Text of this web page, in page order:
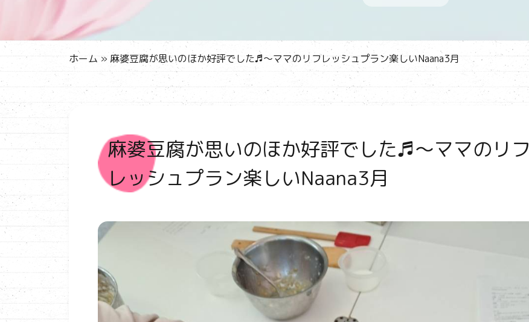
ホーム » 麻婆豆腐が思いのほか好評でした♬～ママのリフレッシュプラン楽しいNaana3月
麻婆豆腐が思いのほか好評でした♬～ママのリフ
レッシュプラン楽しいNaana3月